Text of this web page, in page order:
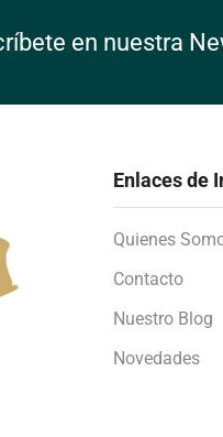
en nuestra
Enlaces de
Quienes
Contacto
Nuestro Blog
Novedades